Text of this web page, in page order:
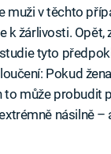
muži v těchto
k žárlivosti. Opět,
tyto
Pokud
to může probudit
násilně –